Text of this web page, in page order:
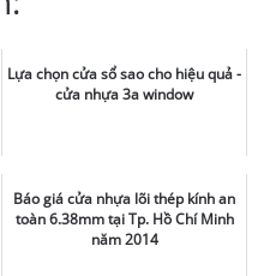
Lựa chọn cửa sổ sao cho hiệu quả -
cửa nhựa 3a window
Báo giá cửa nhựa lõi thép kính an
toàn 6.38mm tại Tp. Hồ Chí Minh
năm 2014